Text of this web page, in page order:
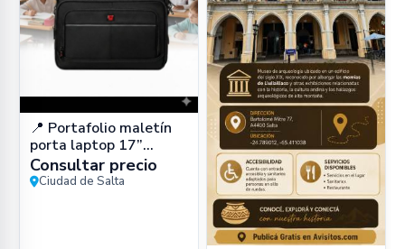
📍 Portafolio maletín
porta laptop 17”
impermeable (cuero
PU) en Zona Sur, Salta
Consultar precio
Ciudad de Salta